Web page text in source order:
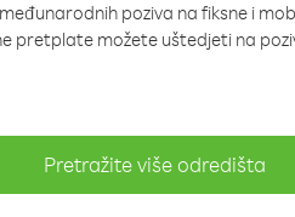
poziva na fiksne i
pretplate možete uštedjeti na
Pretražite više odredišta